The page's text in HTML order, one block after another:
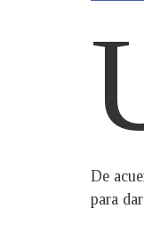
De
para